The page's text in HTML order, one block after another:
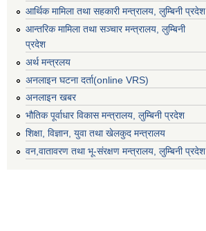
आर्थिक मामिला तथा सहकारी मन्त्रालय, लुम्बिनी प्रदेश
आन्तरिक मामिला तथा सञ्चार मन्त्रालय, लुम्बिनी
प्रदेश
अर्थ मन्त्रलय
अनलाइन घटना दर्ता(online VRS)
अनलाइन खबर
भौतिक पूर्वाधार विकास मन्त्रालय, लुम्बिनी प्रदेश
शिक्षा, विज्ञान, युवा तथा खेलकुद मन्‍‍त्रालय
वन,वातावरण तथा भू-संरक्षण मन्त्रालय, लुम्बिनी प्रदेश